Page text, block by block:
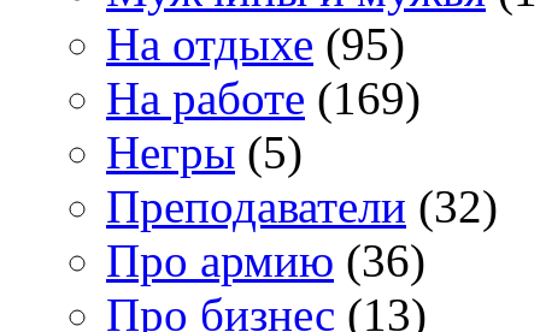
На отдыхе (95)
На работе (169)
Негры (5)
Преподаватели (32)
Про армию (36)
Про бизнес (13)